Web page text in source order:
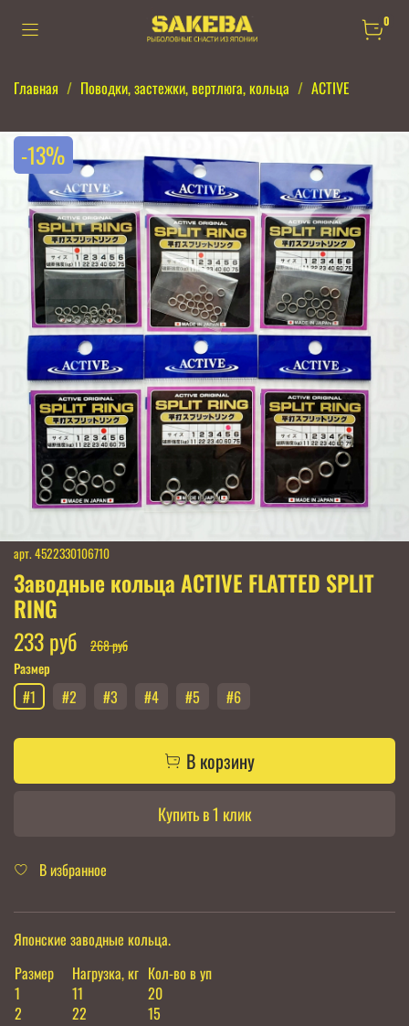
0
Главная Поводки, застежки, вертлюга, кольца ACTIVE
-13%
арт. 4522330106710
Заводные кольца ACTIVE FLATTED SPLIT
RING
233 руб
268 руб
Размер
#1 #2 #3 #4 #5 #6
В корзину
Купить в 1 клик
В избранное
Японские заводные кольца.
Размер
Нагрузка, кг Кол-во в уп
1
11
20
2
22
15